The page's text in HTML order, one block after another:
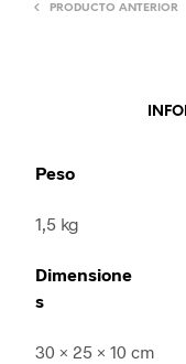
PRODUCTO ANTERIOR
Peso
1,5 kg
Dimensione
s
30 × 25 × 10 cm